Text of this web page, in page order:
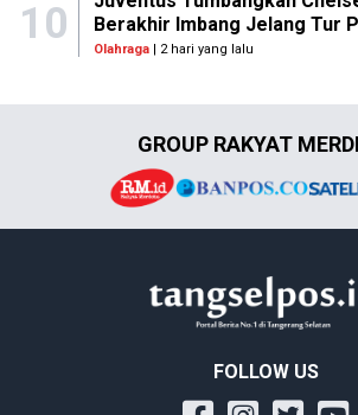
10
Berakhir Imbang Jelang Tur
Olahraga| 2 hari yang lalu
GROUP RAKYAT
FOLLOW US